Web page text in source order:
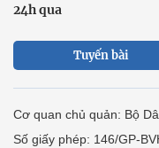
24h qua
Tuyến bài
Cơ quan chủ quản: Bộ
Số giấy phép: 146/GP-